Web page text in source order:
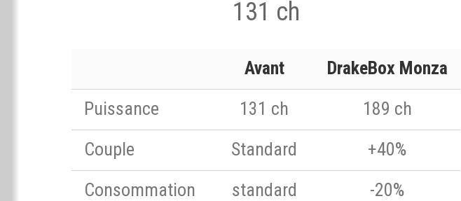
131 ch
Avant
DrakeBox Monza
Puissance
131 ch
189 ch
Couple
Standard
+40%
Consommation
standard
-20%